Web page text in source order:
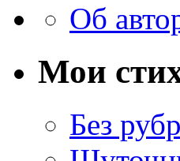
Об
Мои
Без